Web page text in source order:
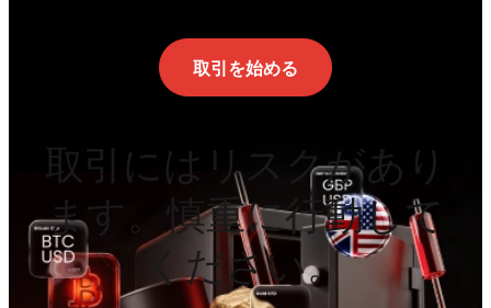
取引を始める
取引にはリスクがあり
ます。慎重に行動して
ください。